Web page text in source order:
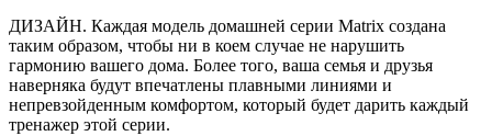
ДИЗАЙН. Каждая модель домашней серии Matrix создана
таким образом, чтобы ни в коем случае не нарушить
гармонию вашего дома. Более того, ваша семья и друзья
наверняка будут впечатлены плавными линиями и
непревзойденным комфортом, который будет дарить каждый
тренажер этой серии.